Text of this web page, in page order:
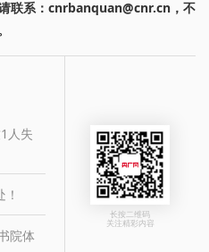
联系：cnrbanquan@cnr.cn，不
人失
院体
长按二维码
关注精彩内容